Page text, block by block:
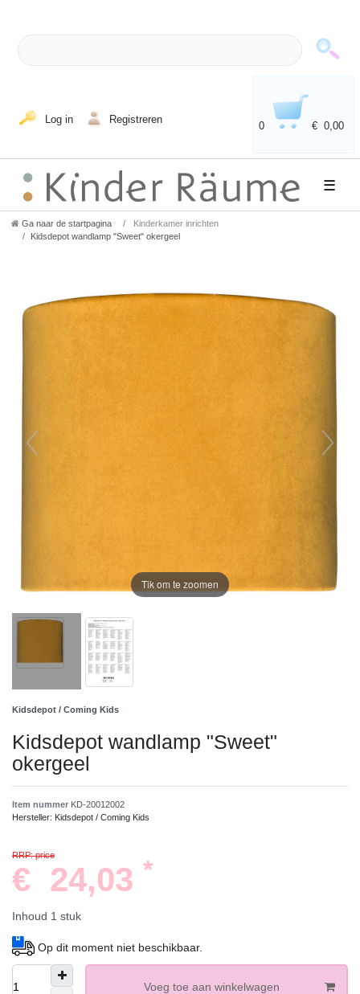
Log in Registreren
0 € 0,00
☰
Ga naar de startpagina
Kinderkamer inrichten
Kidsdepot wandlamp "Sweet" okergeel
Tik om te zoomen
Kidsdepot / Coming Kids
Kidsdepot wandlamp "Sweet"
okergeel
Item nummer KD-20012002
Hersteller: Kidsdepot / Coming Kids
RRP: price
€ 24,03 *
Inhoud 1 stuk
Op dit moment niet beschikbaar.
Voeg toe aan winkelwagen